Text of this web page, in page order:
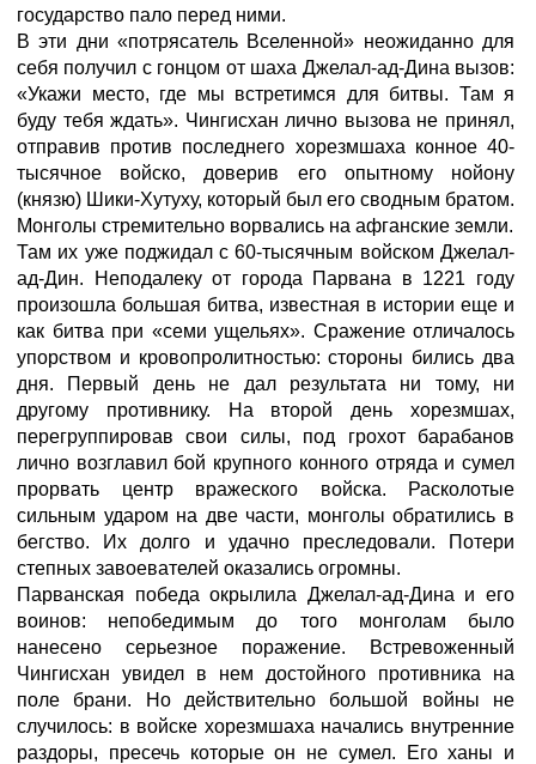
государство пало перед ними.
В эти дни «потрясатель Вселенной» неожиданно для
себя получил с гонцом от шаха Джелал-ад-Дина вызов:
«Укажи место, где мы встретимся для битвы. Там я
буду тебя ждать». Чингисхан лично вызова не принял,
отправив против последнего хорезмшаха конное 40-
тысячное войско, доверив его опытному нойону
(князю) Шики-Хутуху, который был его сводным братом.
Монголы стремительно ворвались на афганские земли.
Там их уже поджидал с 60-тысячным войском Джелал-
ад-Дин. Неподалеку от города Парвана в 1221 году
произошла большая битва, известная в истории еще и
как битва при «семи ущельях». Сражение отличалось
упорством и кровопролитностью: стороны бились два
дня. Первый день не дал результата ни тому, ни
другому противнику. На второй день хорезмшах,
перегруппировав свои силы, под грохот барабанов
лично возглавил бой крупного конного отряда и сумел
прорвать центр вражеского войска. Расколотые
сильным ударом на две части, монголы обратились в
бегство. Их долго и удачно преследовали. Потери
степных завоевателей оказались огромны.
Парванская победа окрылила Джелал-ад-Дина и его
воинов: непобедимым до того монголам было
нанесено серьезное поражение. Встревоженный
Чингисхан увидел в нем достойного противника на
поле брани. Но действительно большой войны не
случилось: в войске хорезмшаха начались внутренние
раздоры, пресечь которые он не сумел. Его ханы и